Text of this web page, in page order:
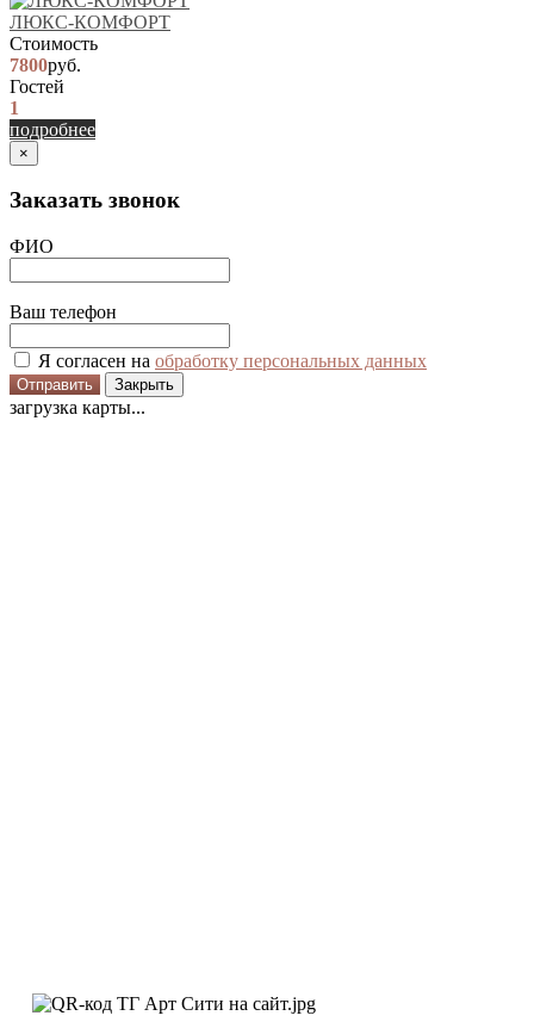
ЛЮКС-КОМФОРТ
Стоимость
7800руб.
Гостей
1
подробнее
×
Заказать звонок
ФИО
Ваш телефон
Я согласен на обработку персональных данных
Отправить Закрыть
загрузка карты...